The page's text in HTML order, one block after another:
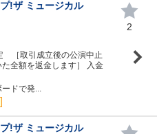
!ザ ミュージカル
［取引成立後の公演中止
全額を返金します］ 入金
ドで発...
2
!ザ ミュージカル